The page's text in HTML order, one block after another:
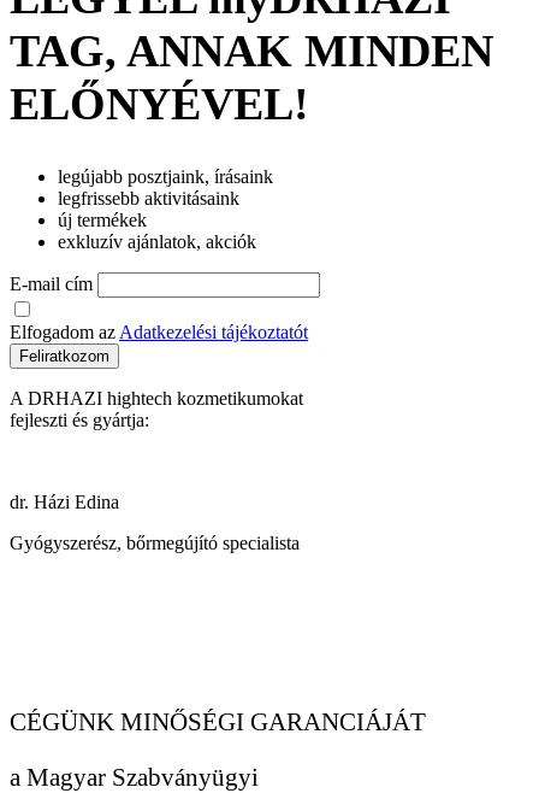
TAG, ANNAK MINDEN
ELŐNYÉVEL!
legújabb posztjaink, írásaink
legfrissebb aktivitásaink
új termékek
exkluzív ajánlatok, akciók
E-mail cím
Elfogadom az Adatkezelési tájékoztatót
Feliratkozom
A DRHAZI hightech kozmetikumokat
fejleszti és gyártja:
dr. Házi Edina
Gyógyszerész, bőrmegújító specialista
CÉGÜNK MINŐSÉGI GARANCIÁJÁT
a Magyar Szabványügyi